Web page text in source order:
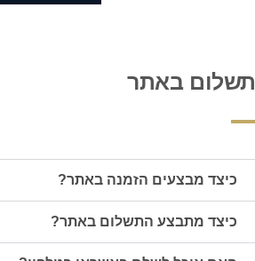
תשלום באתר
כיצד מבצעים הזמנה באתר?
כיצד מתבצע התשלום באתר?​